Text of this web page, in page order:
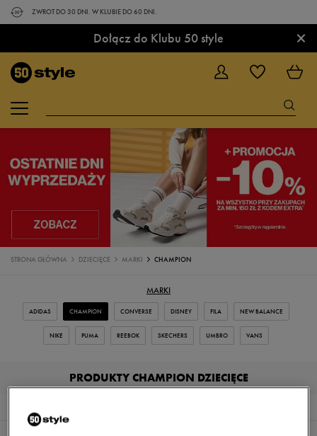
ZWROT DO 30 DNI. W KLUBIE DO 60 DNI.
Dołącz do Klubu 50 style ×
STRONA GŁÓWNA DZIECIĘCE MARKI CHAMPION
MARKI
ADIDAS CHAMPION CONVERSE DISNEY FILA NEW BALANCE
NIKE PUMA REEBOK SKECHERS UMBRO VANS
PRODUKTY CHAMPION DZIECIĘCE
Sortuj: